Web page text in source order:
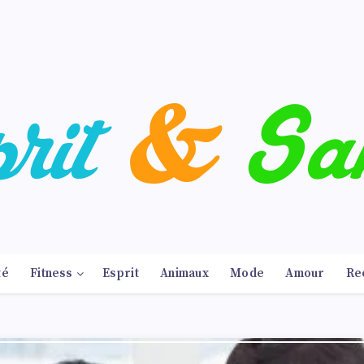
Fitness Esprit Animaux Mode Amour